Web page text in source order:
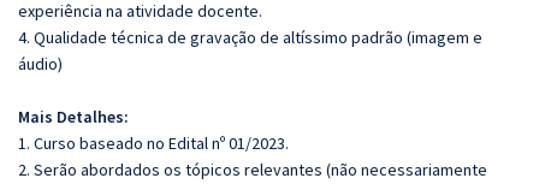
experiência na atividade docente.
4. Qualidade técnica de gravação de altíssimo padrão (imagem e
áudio)
Mais Detalhes:
1. Curso baseado no Edital nº 01/2023.
2. Serão abordados os tópicos relevantes (não necessariamente